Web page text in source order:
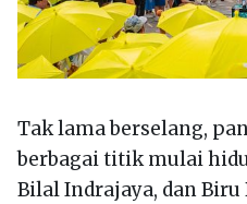
Tak lama berselang,
berbagai titik mulai
Bilal Indrajaya, dan